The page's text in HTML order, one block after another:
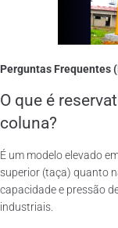
Perguntas Frequentes
O que é
coluna?
É um modelo elevado
superior (taça) quanto
capacidade e pressão
industriais.